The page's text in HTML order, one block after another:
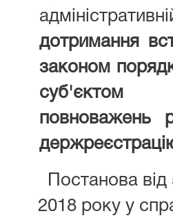
дотримання
законом
суб'єктом
повноважень
Постанова від
2018 року у